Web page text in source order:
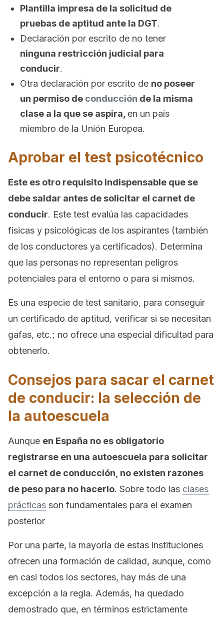
Plantilla impresa de la solicitud de
pruebas de aptitud ante la DGT.
Declaración por escrito de no tener
ninguna restricción judicial para
conducir.
Otra declaración por escrito de no poseer
un permiso de conducción de la misma
clase a la que se aspira, en un país
miembro de la Unión Europea.
Aprobar el test psicotécnico
Este es otro requisito indispensable que se
debe saldar antes de solicitar el carnet de
conducir. Este test evalúa las capacidades
físicas y psicológicas de los aspirantes (también
de los conductores ya certificados). Determina
que las personas no representan peligros
potenciales para el entorno o para sí mismos.
Es una especie de test sanitario, para conseguir
un certificado de aptitud, verificar si se necesitan
gafas, etc.; no ofrece una especial dificultad para
obtenerlo.
Consejos para sacar el carnet
de conducir: la selección de
la autoescuela
Aunque en España no es obligatorio
registrarse en una autoescuela para solicitar
el carnet de conducción, no existen razones
de peso para no hacerlo. Sobre todo las clases
prácticas son fundamentales para el examen
posterior
Por una parte, la mayoría de estas instituciones
ofrecen una formación de calidad, aunque, como
en casi todos los sectores, hay más de una
excepción a la regla. Además, ha quedado
demostrado que, en términos estrictamente